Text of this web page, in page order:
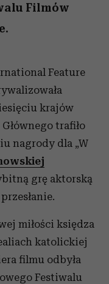
Filmów
Feature
krajów
trafiło
nagrody dla „W
grę aktorską
miłości księdza
katolickiej
filmu odbyła
Festiwalu